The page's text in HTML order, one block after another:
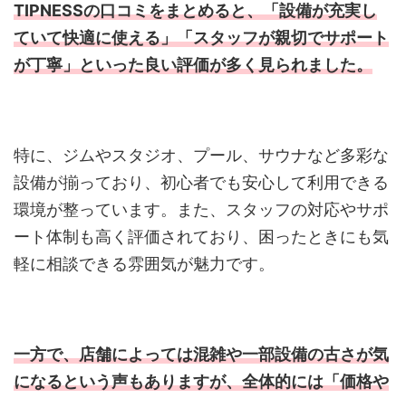
TIPNESSの口コミをまとめると、「設備が充実し
ていて快適に使える」「スタッフが親切でサポート
が丁寧」といった良い評価が多く見られました。
特に、ジムやスタジオ、プール、サウナなど多彩な
設備が揃っており、初心者でも安心して利用できる
環境が整っています。また、スタッフの対応やサポ
ート体制も高く評価されており、困ったときにも気
軽に相談できる雰囲気が魅力です。
一方で、店舗によっては混雑や一部設備の古さが気
になるという声もありますが、全体的には「価格や